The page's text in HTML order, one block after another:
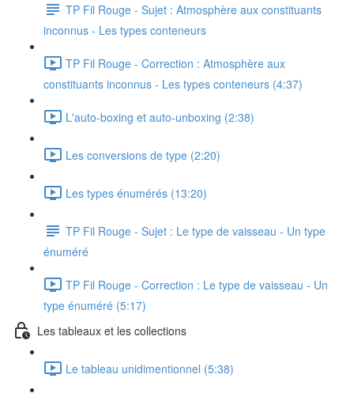
TP Fil Rouge - Sujet : Atmosphère aux constituants
inconnus - Les types conteneurs
TP Fil Rouge - Correction : Atmosphère aux
constituants inconnus - Les types conteneurs (4:37)
L'auto-boxing et auto-unboxing (2:38)
Les conversions de type (2:20)
Les types énumérés (13:20)
TP Fil Rouge - Sujet : Le type de vaisseau - Un type
énuméré
TP Fil Rouge - Correction : Le type de vaisseau - Un
type énuméré (5:17)
Les tableaux et les collections
Le tableau unidimentionnel (5:38)